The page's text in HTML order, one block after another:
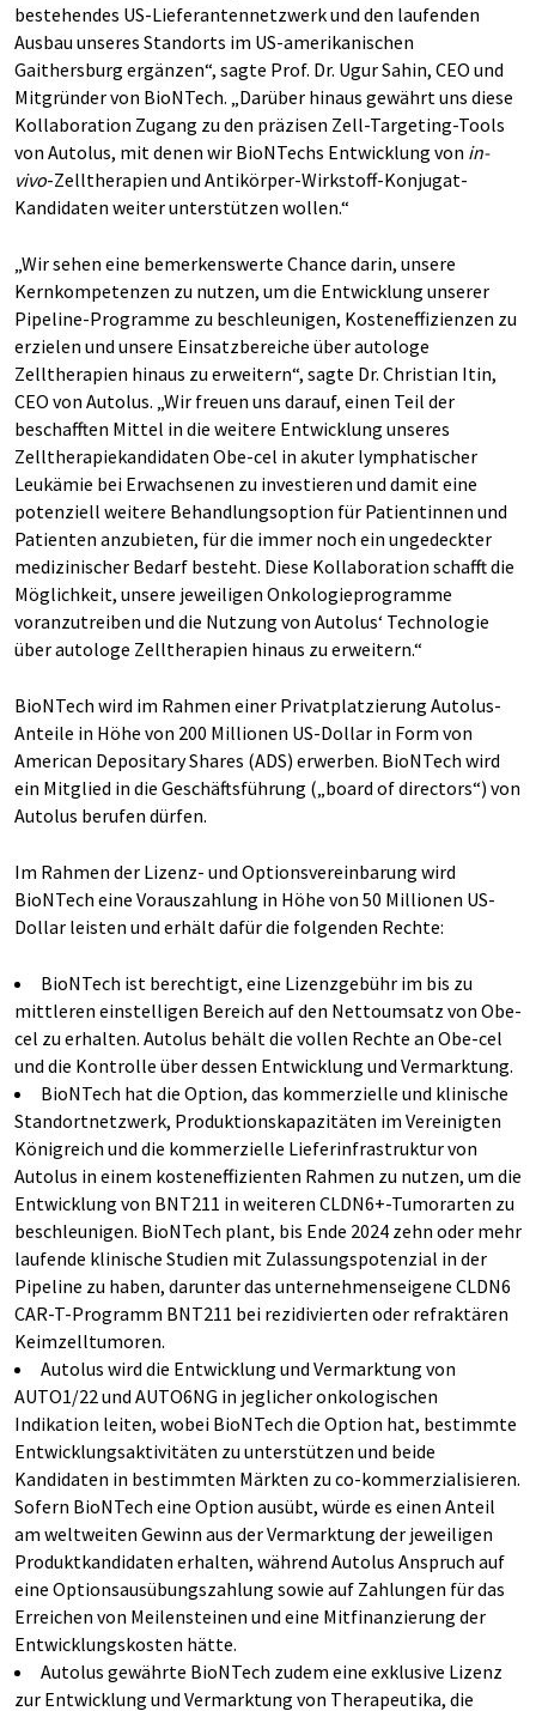
bestehendes US-Lieferantennetzwerk und den laufenden
Ausbau unseres Standorts im US-amerikanischen
Gaithersburg ergänzen“, sagte Prof. Dr. Ugur Sahin, CEO und
Mitgründer von BioNTech. „Darüber hinaus gewährt uns diese
Kollaboration Zugang zu den präzisen Zell-Targeting-Tools
von Autolus, mit denen wir BioNTechs Entwicklung von in-
vivo-Zelltherapien und Antikörper-Wirkstoff-Konjugat-
Kandidaten weiter unterstützen wollen.“
„Wir sehen eine bemerkenswerte Chance darin, unsere
Kernkompetenzen zu nutzen, um die Entwicklung unserer
Pipeline-Programme zu beschleunigen, Kosteneffizienzen zu
erzielen und unsere Einsatzbereiche über autologe
Zelltherapien hinaus zu erweitern“, sagte Dr. Christian Itin,
CEO von Autolus. „Wir freuen uns darauf, einen Teil der
beschafften Mittel in die weitere Entwicklung unseres
Zelltherapiekandidaten Obe-cel in akuter lymphatischer
Leukämie bei Erwachsenen zu investieren und damit eine
potenziell weitere Behandlungsoption für Patientinnen und
Patienten anzubieten, für die immer noch ein ungedeckter
medizinischer Bedarf besteht. Diese Kollaboration schafft die
Möglichkeit, unsere jeweiligen Onkologieprogramme
voranzutreiben und die Nutzung von Autolus‘ Technologie
über autologe Zelltherapien hinaus zu erweitern.“
BioNTech wird im Rahmen einer Privatplatzierung Autolus-
Anteile in Höhe von 200 Millionen US-Dollar in Form von
American Depositary Shares (ADS) erwerben. BioNTech wird
ein Mitglied in die Geschäftsführung („board of directors“) von
Autolus berufen dürfen.
Im Rahmen der Lizenz- und Optionsvereinbarung wird
BioNTech eine Vorauszahlung in Höhe von 50 Millionen US-
Dollar leisten und erhält dafür die folgenden Rechte:
BioNTech ist berechtigt, eine Lizenzgebühr im bis zu
mittleren einstelligen Bereich auf den Nettoumsatz von Obe-
cel zu erhalten. Autolus behält die vollen Rechte an Obe-cel
und die Kontrolle über dessen Entwicklung und Vermarktung.
BioNTech hat die Option, das kommerzielle und klinische
Standortnetzwerk, Produktionskapazitäten im Vereinigten
Königreich und die kommerzielle Lieferinfrastruktur von
Autolus in einem kosteneffizienten Rahmen zu nutzen, um die
Entwicklung von BNT211 in weiteren CLDN6+-Tumorarten zu
beschleunigen. BioNTech plant, bis Ende 2024 zehn oder mehr
laufende klinische Studien mit Zulassungspotenzial in der
Pipeline zu haben, darunter das unternehmenseigene CLDN6
CAR-T-Programm BNT211 bei rezidivierten oder refraktären
Keimzelltumoren.
Autolus wird die Entwicklung und Vermarktung von
AUTO1/22 und AUTO6NG in jeglicher onkologischen
Indikation leiten, wobei BioNTech die Option hat, bestimmte
Entwicklungsaktivitäten zu unterstützen und beide
Kandidaten in bestimmten Märkten zu co-kommerzialisieren.
Sofern BioNTech eine Option ausübt, würde es einen Anteil
am weltweiten Gewinn aus der Vermarktung der jeweiligen
Produktkandidaten erhalten, während Autolus Anspruch auf
eine Optionsausübungszahlung sowie auf Zahlungen für das
Erreichen von Meilensteinen und eine Mitfinanzierung der
Entwicklungskosten hätte.
Autolus gewährte BioNTech zudem eine exklusive Lizenz
zur Entwicklung und Vermarktung von Therapeutika, die